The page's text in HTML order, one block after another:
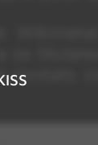
contato